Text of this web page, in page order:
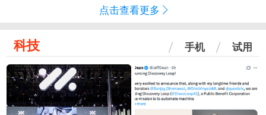
点击查看更多
科技 手机 试用